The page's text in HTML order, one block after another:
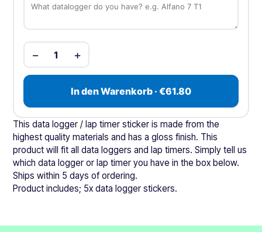
− 1 +
In den Warenkorb · €61.80
This data logger / lap timer sticker is made from the
highest quality materials and has a gloss finish. This
product will fit all data loggers and lap timers. Simply tell us
which data logger or lap timer you have in the box below.
Ships within 5 days of ordering.
Product includes; 5x data logger stickers.